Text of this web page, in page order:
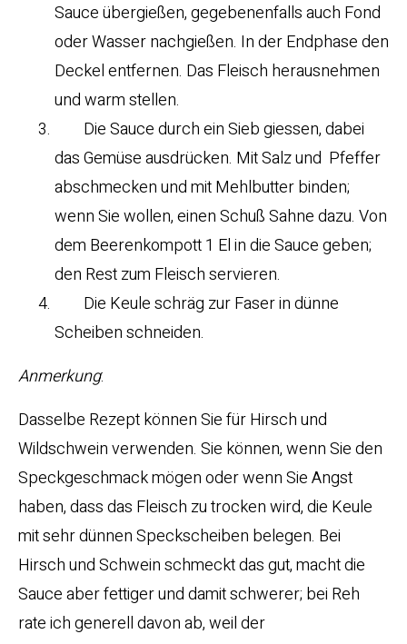
Sauce übergießen, gegebenenfalls auch Fond
oder Wasser nachgießen. In der Endphase den
Deckel entfernen. Das Fleisch herausnehmen
und warm stellen.
Die Sauce durch ein Sieb giessen, dabei
das Gemüse ausdrücken. Mit Salz und Pfeffer
abschmecken und mit Mehlbutter binden;
wenn Sie wollen, einen Schuß Sahne dazu. Von
dem Beerenkompott 1 El in die Sauce geben;
den Rest zum Fleisch servieren.
Die Keule schräg zur Faser in dünne
Scheiben schneiden.
Anmerkung:
Dasselbe Rezept können Sie für Hirsch und
Wildschwein verwenden. Sie können, wenn Sie den
Speckgeschmack mögen oder wenn Sie Angst
haben, dass das Fleisch zu trocken wird, die Keule
mit sehr dünnen Speckscheiben belegen. Bei
Hirsch und Schwein schmeckt das gut, macht die
Sauce aber fettiger und damit schwerer; bei Reh
rate ich generell davon ab, weil der